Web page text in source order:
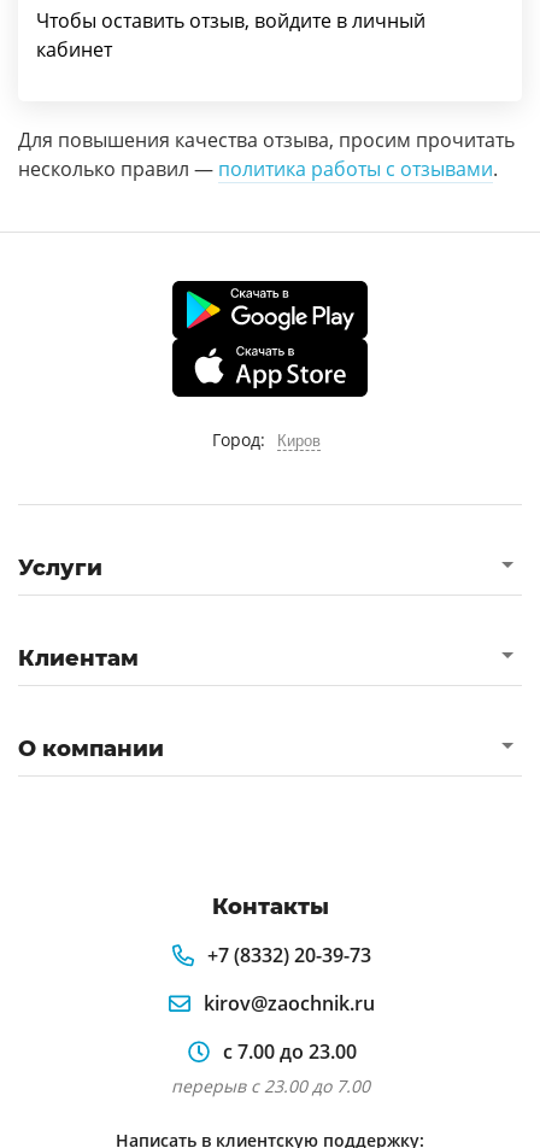
Чтобы оставить отзыв, войдите в личный
кабинет
Для повышения качества отзыва, просим прочитать
несколько правил — политика работы с отзывами.
Город: Киров
Услуги
Клиентам
О компании
Контакты
+7 (8332) 20-39-73
kirov@zaochnik.ru
с 7.00 до 23.00
перерыв с 23.00 до 7.00
Написать в клиентскую поддержку: